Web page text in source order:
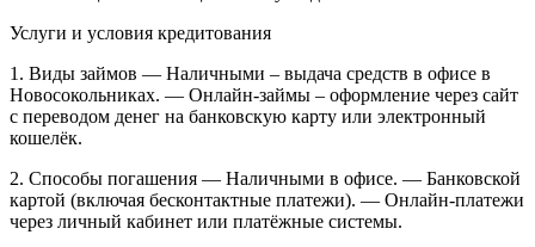
Услуги и условия кредитования
1. Виды займов — Наличными – выдача средств в офисе в
Новосокольниках. — Онлайн-займы – оформление через сайт
с переводом денег на банковскую карту или электронный
кошелёк.
2. Способы погашения — Наличными в офисе. — Банковской
картой (включая бесконтактные платежи). — Онлайн-платежи
через личный кабинет или платёжные системы.